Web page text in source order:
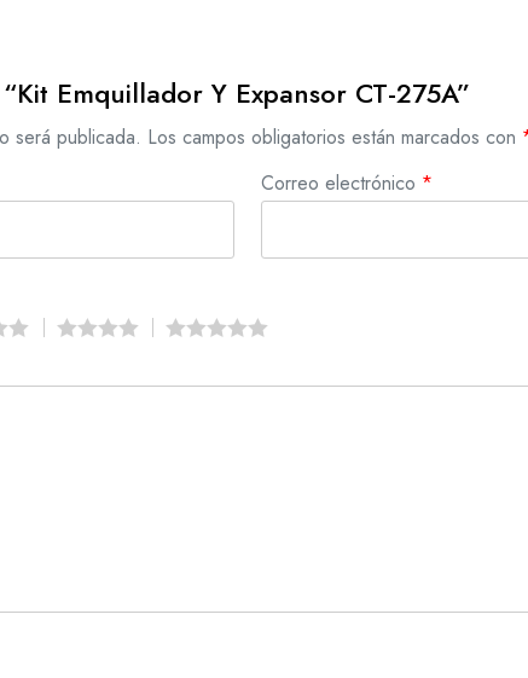
Emquillador Y Expansor CT-275A”
será publicada. Los campos obligatorios están marcados con
Correo electrónico *